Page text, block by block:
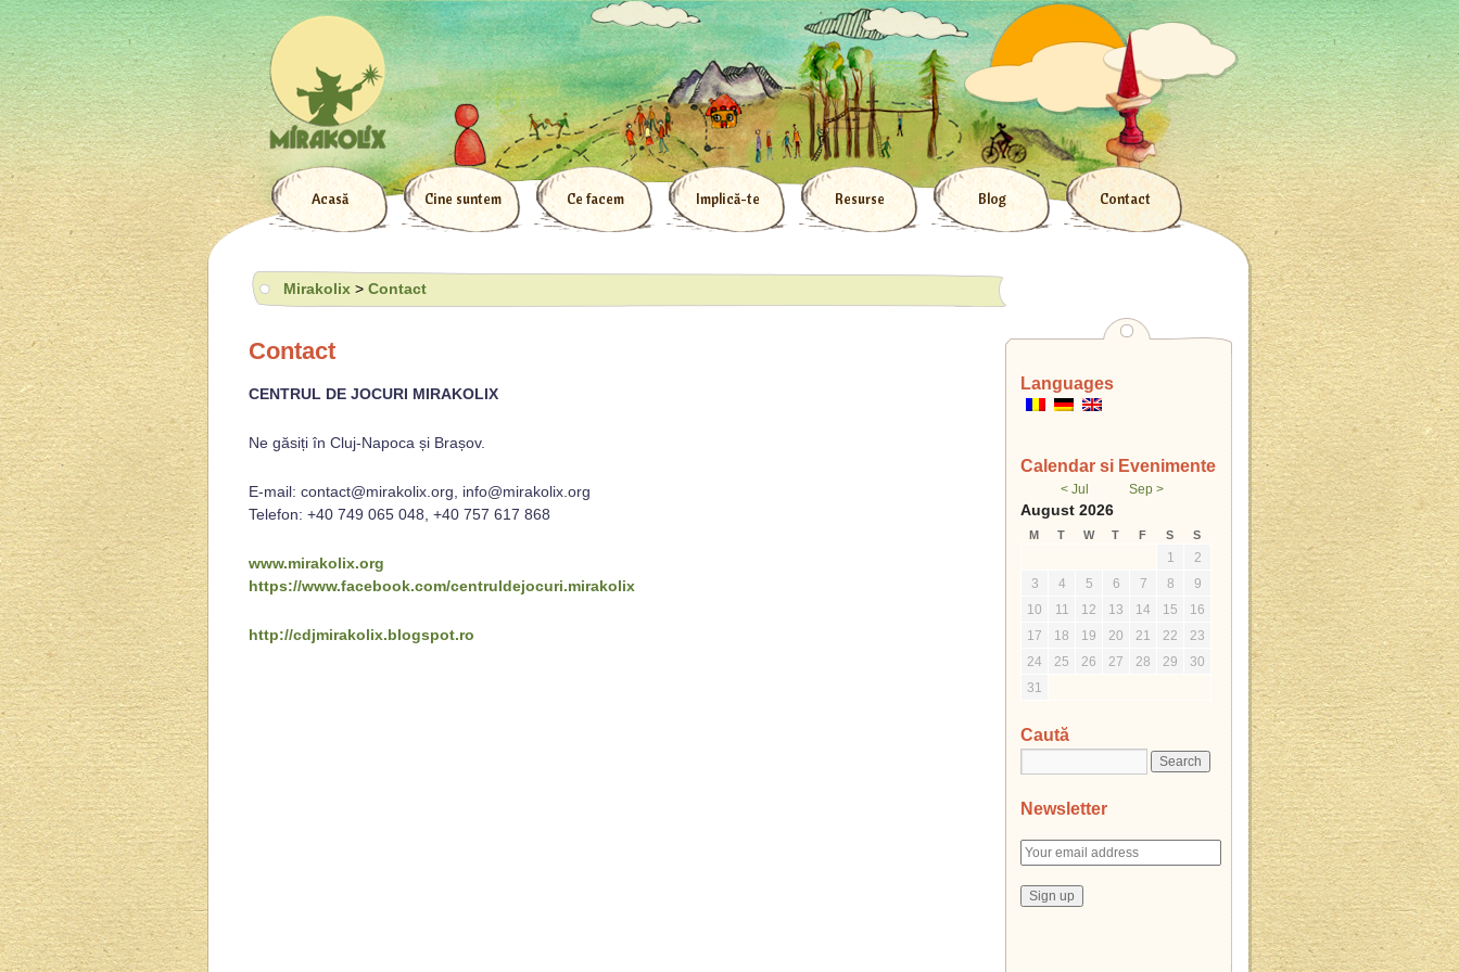
Acasă Cine suntem Ce facem Implică-te Resurse Blog Contact
Mirakolix > Contact
Contact
CENTRUL DE JOCURI MIRAKOLIX
Ne găsiți în Cluj-Napoca și Brașov.
E-mail: contact@mirakolix.org, info@mirakolix.org
Telefon: +40 749 065 048, +40 757 617 868
www.mirakolix.org
https://www.facebook.com/centruldejocuri.mirakolix
http://cdjmirakolix.blogspot.ro
Languages
Calendar si Evenimente
< Jul Sep >
August 2026
M T W T F S S
1
2
3
4 5 6 7 8
9
10
11 12 13 14 15
16
17
18 19 20 21 22
23
24
25 26 27 28 29
30
31
Caută
Newsletter